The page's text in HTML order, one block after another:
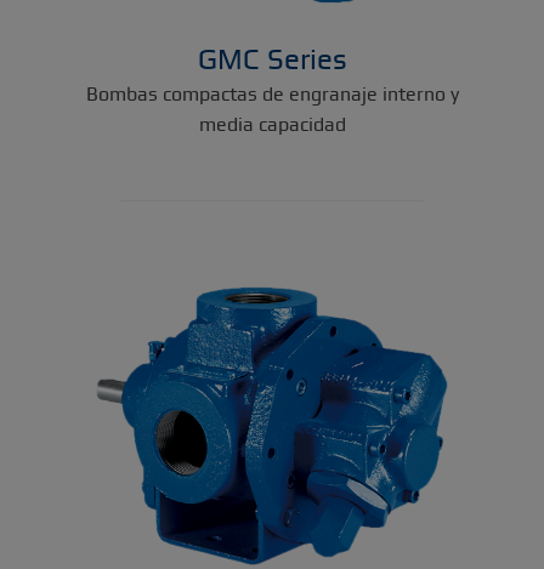
GMC Series
Bombas compactas de engranaje interno y
media capacidad